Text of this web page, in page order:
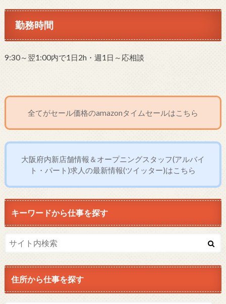
勤務時間
9:30～翌1:00内で1日2h・週1日～応相談
全てがセール価格のamazonタイムセールはこちら
大阪府内新店舗情報＆オープニングスタッフ(アルバイ
ト・パート)求人の最新情報(ツイッター)はこちら
キーワードから仕事を探す
住所から仕事を探す